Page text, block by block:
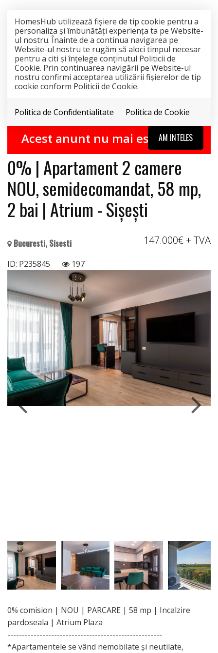
HomesHub utilizează fişiere de tip cookie pentru a
personaliza și îmbunătăți experiența ta pe Website-
ul nostru. Înainte de a continua navigarea pe
Website-ul nostru te rugăm să aloci timpul necesar
pentru a citi și înțelege conținutul Politicii de
Cookie. Prin continuarea navigării pe Website-ul
nostru confirmi acceptarea utilizării fişierelor de tip
cookie conform Politicii de Cookie.
Politica de Confidentialitate Politica de Cookie
AM INTELES
Acest anunt nu mai este activ !
0% | Apartament 2 camere
NOU, semidecomandat, 58 mp,
2 bai | Atrium - Sișești
Bucuresti, Sisesti 147.000€+ TVA
ID: P235845 197
0% comision | NOU | PARCARE | 58 mp | Incalzire
pardoseala | Atrium Plaza
-----------------------------------------------------
*Apartamentele se vând nemobilate și neutilate,